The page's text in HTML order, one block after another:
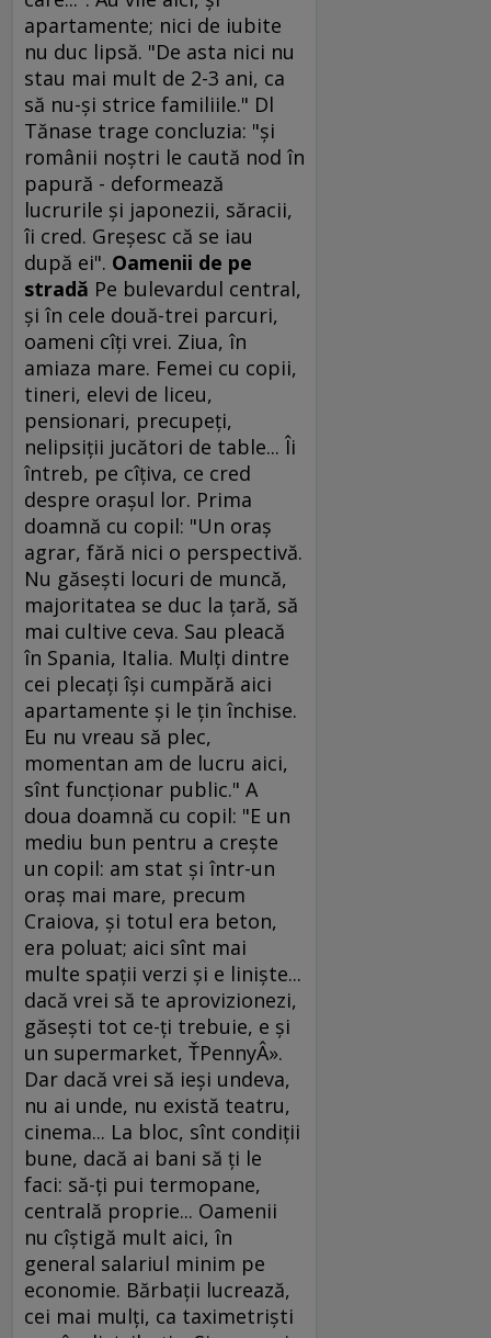
apartamente; nici de iubite
nu duc lipsă. "De asta nici nu
stau mai mult de 2-3 ani, ca
să nu-şi strice familiile." Dl
Tănase trage concluzia: "şi
românii noştri le caută nod în
papură - deformează
lucrurile şi japonezii, săracii,
îi cred. Greşesc că se iau
după ei". Oamenii de pe
stradă Pe bulevardul central,
şi în cele două-trei parcuri,
oameni cîţi vrei. Ziua, în
amiaza mare. Femei cu copii,
tineri, elevi de liceu,
pensionari, precupeţi,
nelipsiţii jucători de table... Îi
întreb, pe cîţiva, ce cred
despre oraşul lor. Prima
doamnă cu copil: "Un oraş
agrar, fără nici o perspectivă.
Nu găseşti locuri de muncă,
majoritatea se duc la ţară, să
mai cultive ceva. Sau pleacă
în Spania, Italia. Mulţi dintre
cei plecaţi îşi cumpără aici
apartamente şi le ţin închise.
Eu nu vreau să plec,
momentan am de lucru aici,
sînt funcţionar public." A
doua doamnă cu copil: "E un
mediu bun pentru a creşte
un copil: am stat şi într-un
oraş mai mare, precum
Craiova, şi totul era beton,
era poluat; aici sînt mai
multe spaţii verzi şi e linişte...
dacă vrei să te aprovizionezi,
găseşti tot ce-ţi trebuie, e şi
un supermarket, ŤPennyÂ».
Dar dacă vrei să ieşi undeva,
nu ai unde, nu există teatru,
cinema... La bloc, sînt condiţii
bune, dacă ai bani să ţi le
faci: să-ţi pui termopane,
centrală proprie... Oamenii
nu cîştigă mult aici, în
general salariul minim pe
economie. Bărbaţii lucrează,
cei mai mulţi, ca taximetrişti